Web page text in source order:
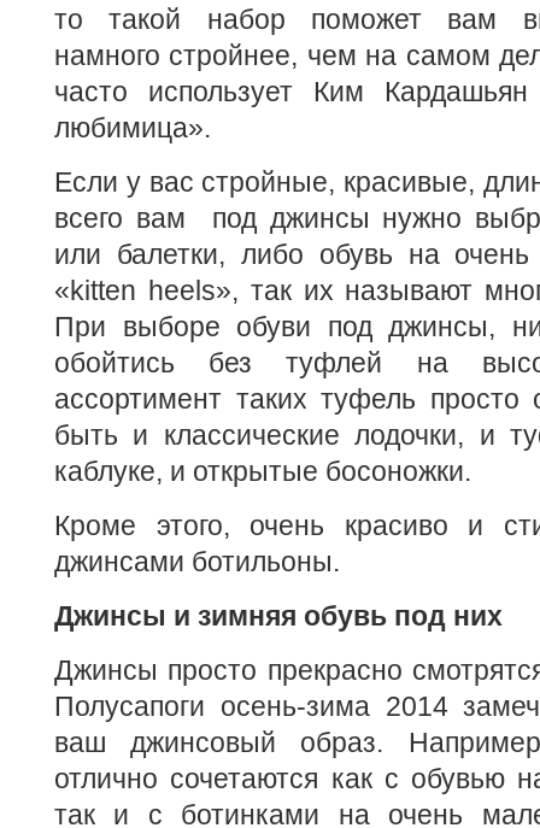
то такой набор поможет вам
намного стройнее, чем на самом
часто использует Ким
любимица».
Если у вас стройные, красивые,
всего вам под джинсы нужно
или балетки, либо обувь на
«kitten heels», так их называют
При выборе обуви под джинсы,
обойтись без туфлей на
ассортимент таких туфель просто
быть и классические лодочки, и
каблуке, и открытые босоножки.
Кроме этого, очень красиво и
джинсами ботильоны.
Джинсы и зимняя обувь под них
Джинсы просто прекрасно
Полусапоги осень-зима 2014
ваш джинсовый образ.
отлично сочетаются как с обувью
так и с ботинками на очень